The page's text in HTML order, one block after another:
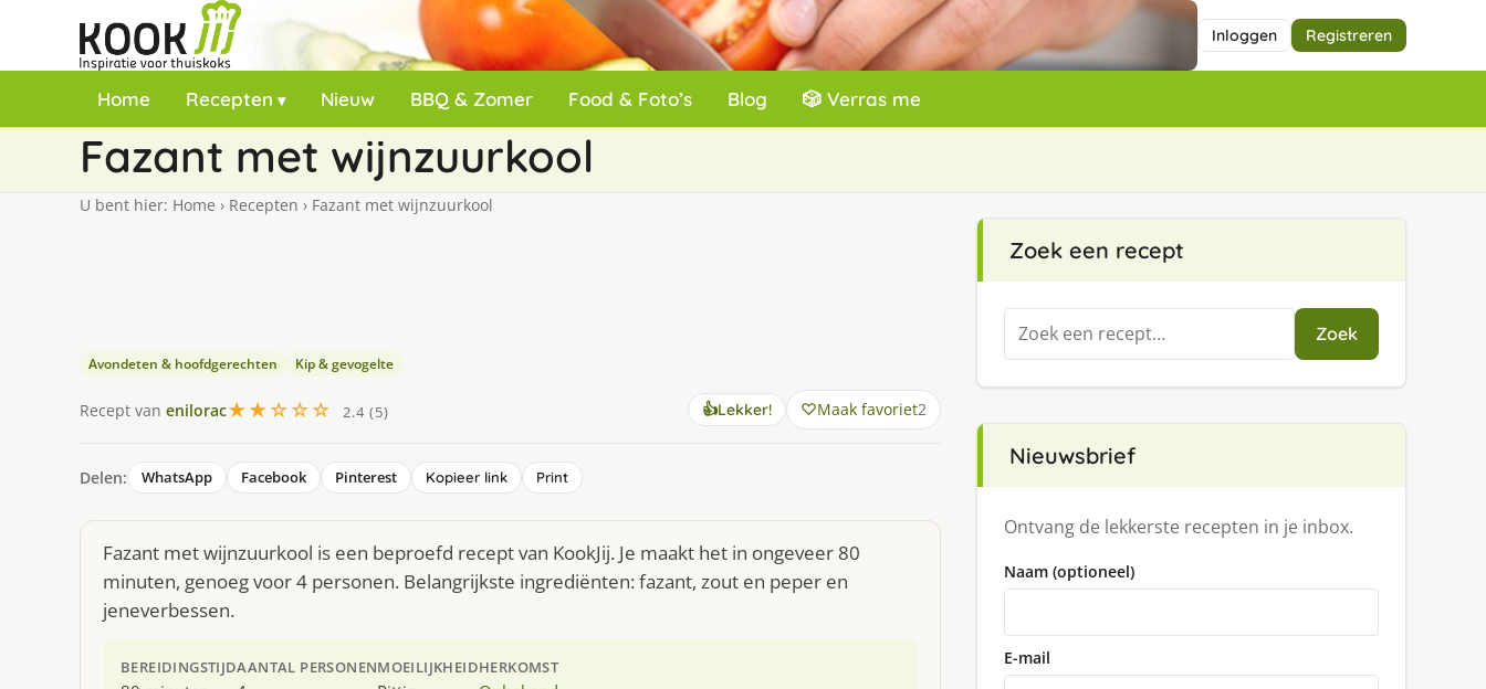
Inloggen Registreren
Home Recepten Nieuw BBQ & Zomer Food & Foto’s Blog 🎲 Verras me
Fazant met wijnzuurkool
U bent hier: Home › Recepten › Fazant met wijnzuurkool
Avondeten & hoofdgerechten Kip & gevogelte
Recept van enilorac★★☆☆☆ 2.4 (5) 👍Lekker! Maak favoriet2
Delen: WhatsApp Facebook Pinterest Kopieer link Print
Fazant met wijnzuurkool is een beproefd recept van KookJij. Je maakt het in ongeveer 80
minuten, genoeg voor 4 personen. Belangrijkste ingrediënten: fazant, zout en peper en
jeneverbessen.
BEREIDINGSTIJDAANTAL PERSONENMOEILIJKHEIDHERKOMST
Zoek een recept
Zoeken
naar:
Zoek
Nieuwsbrief
Ontvang de lekkerste recepten in je inbox.
Naam (optioneel)
E-mail